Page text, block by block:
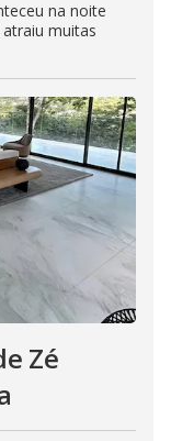
na noite
muitas
Zé